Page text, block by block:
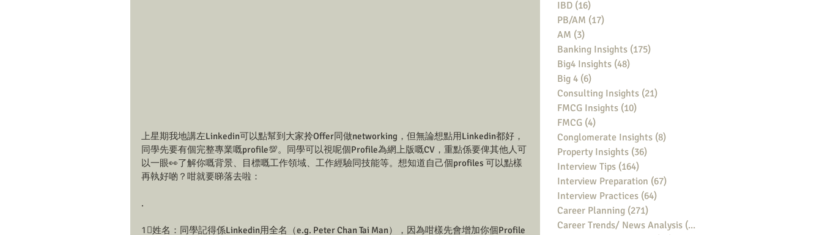
上星期我地講左Linkedin可以點幫到大家拎Offer同做networking，但無論想點用Linkedin都好，
同學先要有個完整專業嘅profile💯。同學可以視呢個Profile為網上版嘅CV，重點係要俾其他人可
以一眼👀了解你嘅背景、目標嘅工作領域、工作經驗同技能等。想知道自己個profiles 可以點樣
再執好啲？咁就要睇落去啦：
.
1⃣姓名：同學記得係Linkedin用全名（e.g. Peter Chan Tai Man），因為咁樣先會增加你個Profile
IBD (16)
PB/AM (17)
AM (3)
Banking Insights (175)
Big4 Insights (48)
Big 4 (6)
Consulting Insights (21)
FMCG Insights (10)
FMCG (4)
Conglomerate Insights (8)
Property Insights (36)
Interview Tips (164)
Interview Preparation (67)
Interview Practices (64)
Career Planning (271)
Career Trends/ News Analysis (148)